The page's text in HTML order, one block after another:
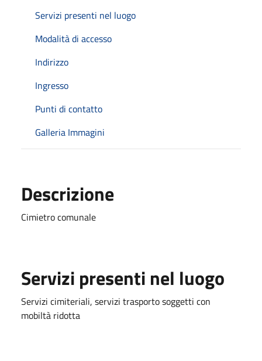
Servizi presenti nel luogo
Modalità di accesso
Indirizzo
Ingresso
Punti di contatto
Galleria Immagini
Descrizione
Cimietro comunale
Servizi presenti nel luogo
Servizi cimiteriali, servizi trasporto soggetti con
mobiltà ridotta